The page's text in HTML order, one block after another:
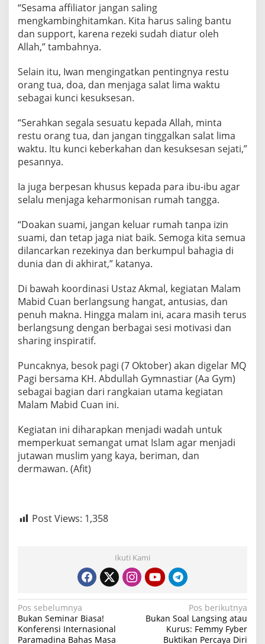
“Sesama affiliator jangan saling
mengkambinghitamkan. Kita harus saling bantu
dan support, karena rezeki sudah diatur oleh
Allah,” tambahnya.
Selain itu, Iwan mengingatkan pentingnya restu
orang tua, doa, dan menjaga salat lima waktu
sebagai kunci kesuksesan.
“Serahkan segala sesuatu kepada Allah, minta
restu orang tua, dan jangan tinggalkan salat lima
waktu. Itu kunci keberkahan dan kesuksesan sejati,”
pesannya.
Ia juga berpesan khusus kepada para ibu-ibu agar
selalu menjaga keharmonisan rumah tangga.
“Doakan suami, jangan keluar rumah tanpa izin
suami, dan tetap jaga niat baik. Semoga kita semua
dilancarkan rezekinya dan berkumpul bahagia di
dunia dan di akhirat,” katanya.
Di bawah koordinasi Ustaz Akmal, kegiatan Malam
Mabid Cuan berlangsung hangat, antusias, dan
penuh makna. Hingga malam ini, acara masih terus
berlangsung dengan berbagai sesi motivasi dan
sharing inspiratif.
Puncaknya, besok pagi (7 Oktober) akan digelar MQ
Pagi bersama KH. Abdullah Gymnastiar (Aa Gym)
sebagai bagian dari rangkaian utama kegiatan
Malam Mabid Cuan ini.
Kegiatan ini diharapkan menjadi wadah untuk
memperkuat semangat umat Islam agar menjadi
jutawan muslim yang kaya, beriman, dan
dermawan. (Afit)
Post Views: 1,358
Ikuti Kami
N
a
Pos sebelumnya
Bukan Seminar Biasa!
Konferensi Internasional
Paramadina Bahas Masa
Pos berikutnya
Bukan Soal Langsing atau
Kurus: Femmy Fyber
Buktikan Percaya Diri